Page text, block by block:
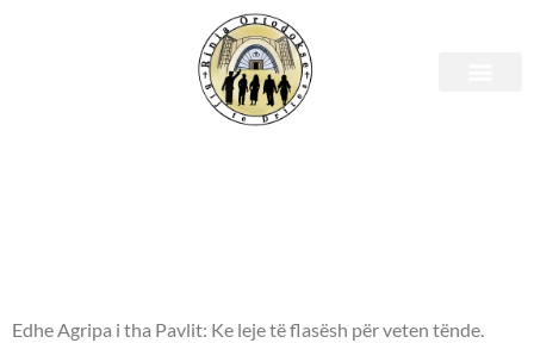
E diel, 21 maj 2023 – Leximet
Edhe Agripa i tha Pavlit: Ke leje të flasësh për veten tënde.